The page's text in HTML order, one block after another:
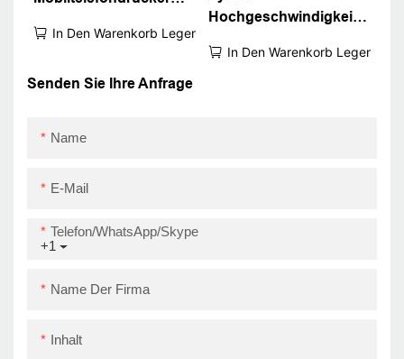
Mini Pocket Thermal
In Den Warenkorb Legen
Hochgeschwindigkeits
Thermal -
In Den Warenkorb Legen
Senden Sie Ihre Anfrage
Name
E-Mail
+1
Telefon/WhatsApp/Skype
Name Der Firma
Inhalt